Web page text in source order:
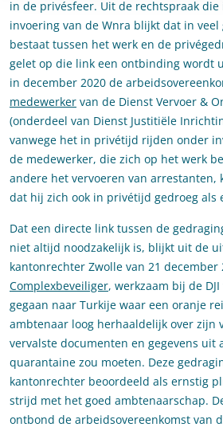
in de privésfeer. Uit de rechtspraak
invoering van de Wnra blijkt dat in veel
bestaat tussen het werk en de
gelet op die link een ontbinding wordt
in december 2020 de
medewerker van de Dienst Vervoer &
(onderdeel van Dienst Justitiële
vanwege het in privétijd rijden onder
de medewerker, die zich op het werk
andere het vervoeren van arrestanten,
dat hij zich ook in privétijd gedroeg als
Dat een directe link tussen de
niet altijd noodzakelijk is, blijkt uit de
kantonrechter Zwolle van 21 december
Complexbeveiliger, werkzaam bij de
gegaan naar Turkije waar een oranje
ambtenaar loog herhaaldelijk over zijn
vervalste documenten en gegevens uit
quarantaine zou moeten. Deze
kantonrechter beoordeeld als ernstig
strijd met het goed ambtenaarschap.
ontbond de arbeidsovereenkomst van